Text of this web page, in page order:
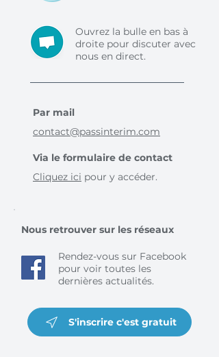
Ouvrez la bulle en bas à
droite pour discuter avec
nous en direct.
Par mail
contact@passinterim.com
Via le formulaire de contact
Cliquez ici pour y accéder.
Nous retrouver sur les réseaux
Rendez-vous sur Facebook
pour voir toutes les
dernières actualités.
S'inscrire c'est gratuit